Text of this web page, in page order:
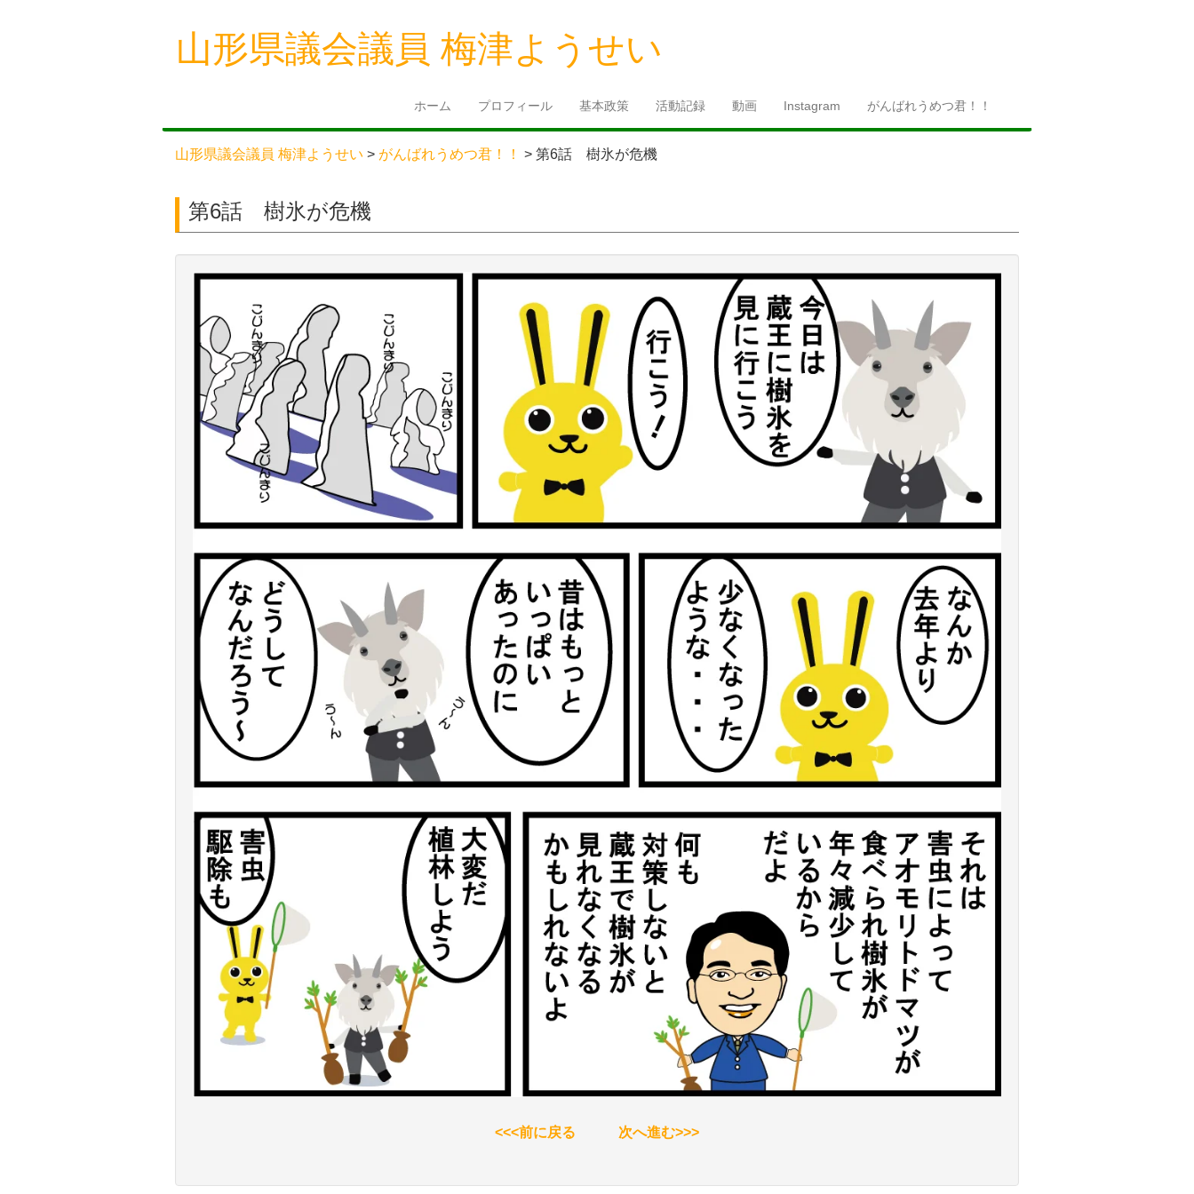
山形県議会議員 梅津ようせい
ホーム プロフィール 基本政策 活動記録 動画 Instagram がんばれうめつ君！！
山形県議会議員 梅津ようせい > がんばれうめつ君！！ > 第6話 樹氷が危機
第6話 樹氷が危機
<<<前に戻る 次へ進む>>>